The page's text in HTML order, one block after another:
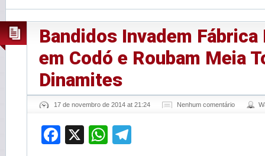
Bandidos Invadem Fábrica
em Codó e Roubam Meia
Dinamites
17 de novembro de 2014 at 21:24 Nenhum comentário
Facebook
X WhatsApp